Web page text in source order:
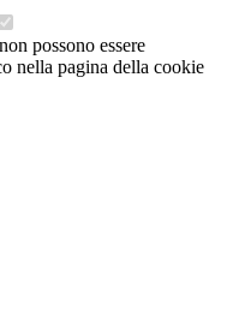
possono essere
nella pagina della cookie